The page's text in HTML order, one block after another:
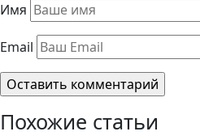
Имя
Email
Похожие статьи